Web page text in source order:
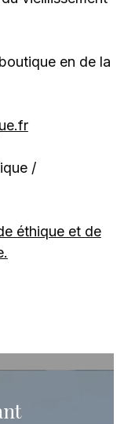
en de la
/
éthique et de